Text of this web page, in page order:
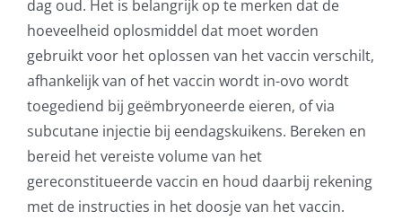
dag oud. Het is belangrijk op te merken dat de
hoeveelheid oplosmiddel dat moet worden
gebruikt voor het oplossen van het vaccin verschilt,
afhankelijk van of het vaccin wordt in-ovo wordt
toegediend bij geëmbryoneerde eieren, of via
subcutane injectie bij eendagskuikens. Bereken en
bereid het vereiste volume van het
gereconstitueerde vaccin en houd daarbij rekening
met de instructies in het doosje van het vaccin.